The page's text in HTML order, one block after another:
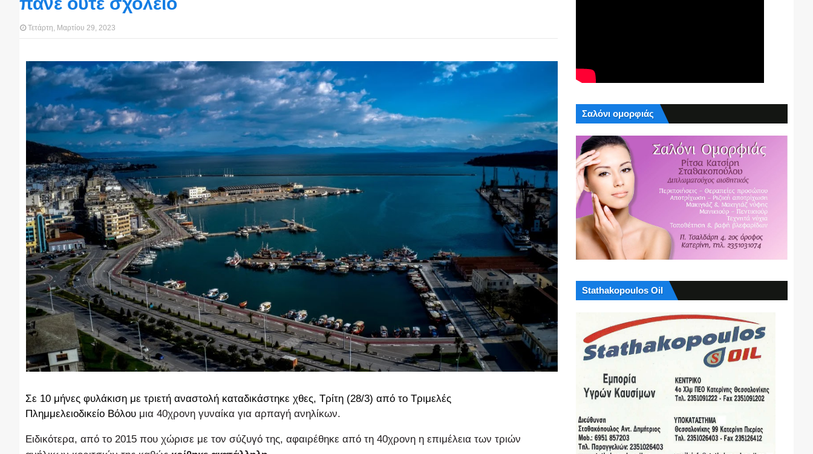
Τετάρτη, Μαρτίου 29, 2023
Σε 10 μήνες φυλάκιση με τριετή αναστολή καταδικάστηκε χθες, Τρίτη (28/3) από το Τριμελές
Πλημμελειοδικείο Βόλου μια 40χρονη γυναίκα για αρπαγή ανηλίκων.
Ειδικότερα, από το 2015 που χώρισε με τον σύζυγό της, αφαιρέθηκε από τη 40χρονη η επιμέλεια των τριών
Σαλόνι ομορφιάς
Stathakopoulos Oil